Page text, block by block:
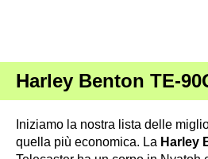
Harley Benton TE-
Iniziamo la nostra lista delle
quella più economica. La Harley